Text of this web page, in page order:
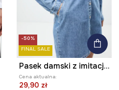
-50%
FINAL SALE
Pasek damski z imitacji skóry
Cena aktualna:
29,90 zł